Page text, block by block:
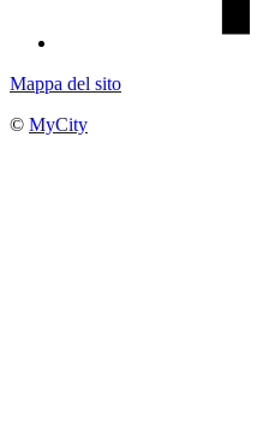
Mappa del sito
© MyCity